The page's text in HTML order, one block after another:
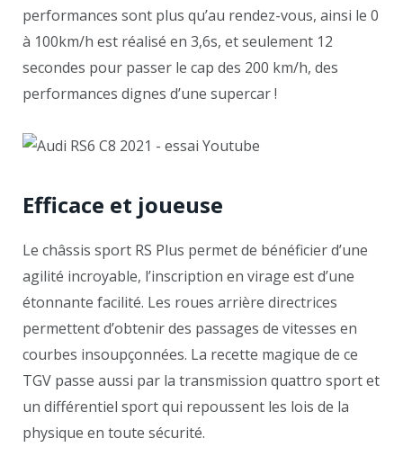
performances sont plus qu’au rendez-vous, ainsi le 0
à 100km/h est réalisé en 3,6s, et seulement 12
secondes pour passer le cap des 200 km/h, des
performances dignes d’une supercar !
Efficace et joueuse
Le châssis sport RS Plus permet de bénéficier d’une
agilité incroyable, l’inscription en virage est d’une
étonnante facilité. Les roues arrière directrices
permettent d’obtenir des passages de vitesses en
courbes insoupçonnées. La recette magique de ce
TGV passe aussi par la transmission quattro sport et
un différentiel sport qui repoussent les lois de la
physique en toute sécurité.